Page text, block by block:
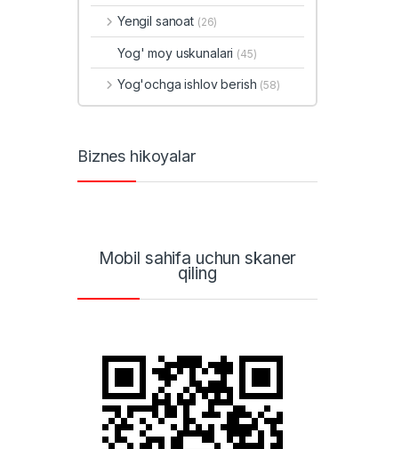
Yengil sanoat (26)
Yog' moy uskunalari (45)
Yog'ochga ishlov berish (58)
Biznes hikoyalar
Mobil sahifa uchun skaner
qiling